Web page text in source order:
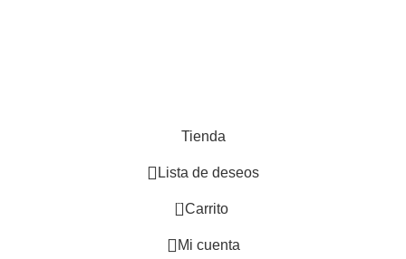
Tienda
Lista de deseos
0 Carrito
Mi cuenta